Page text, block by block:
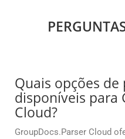
Quais opções de
disponíveis para
Cloud?
GroupDocs.Parser Cloud